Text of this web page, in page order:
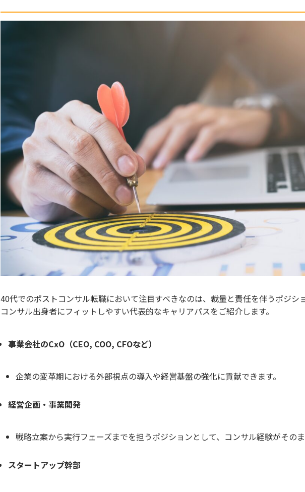
40代でのポストコンサル転職において注目すべきなのは、裁量と責任を伴うポジシ
コンサル出身者にフィットしやすい代表的なキャリアパスをご紹介します。
事業会社のCxO（CEO, COO, CFOなど）
企業の変革期における外部視点の導入や経営基盤の強化に貢献できます。
経営企画・事業開発
戦略立案から実行フェーズまでを担うポジションとして、コンサル経験がその
スタートアップ幹部